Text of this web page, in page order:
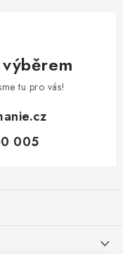
tu pro vás!
005